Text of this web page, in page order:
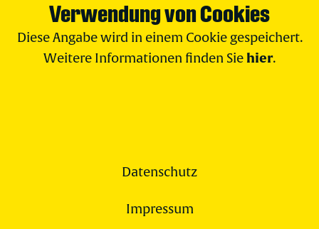
Verwendung von Cookies
Diese Angabe wird in einem Cookie gespeichert.
Weitere Informationen finden Sie hier.
Datenschutz
Impressum